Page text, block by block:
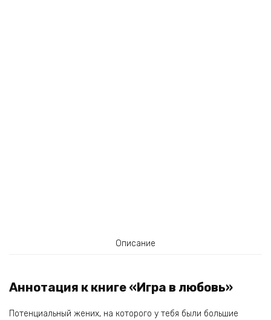
Описание
Аннотация к книге «Игра в любовь»
Потенциальный жених, на которого у тебя были большие